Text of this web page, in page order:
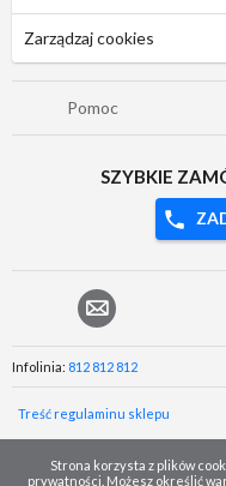
Zarządzaj cookies
Pomoc
SZYBKIE
Infolinia: 812 812 812
Treść regulaminu sklepu
Strona korzysta z plików
prywatności. Możesz określić